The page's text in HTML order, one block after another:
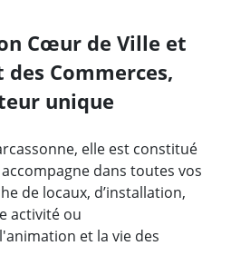
Cœur de Ville et
Commerces,
unique
elle est constitué
dans toutes vos
de locaux, d’installation,
activité ou
et la vie des